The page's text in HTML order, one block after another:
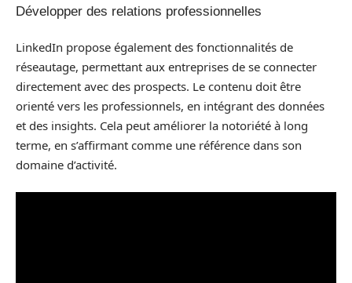
Développer des relations professionnelles
LinkedIn propose également des fonctionnalités de
réseautage, permettant aux entreprises de se connecter
directement avec des prospects. Le contenu doit être
orienté vers les professionnels, en intégrant des données
et des insights. Cela peut améliorer la notoriété à long
terme, en s’affirmant comme une référence dans son
domaine d’activité.